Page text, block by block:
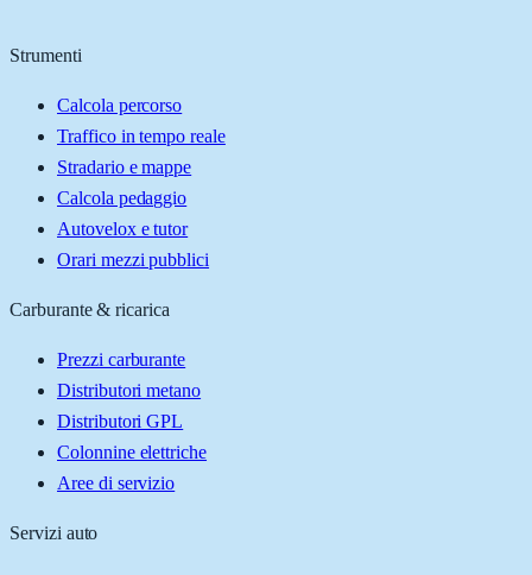
Strumenti
Calcola percorso
Traffico in tempo reale
Stradario e mappe
Calcola pedaggio
Autovelox e tutor
Orari mezzi pubblici
Carburante & ricarica
Prezzi carburante
Distributori metano
Distributori GPL
Colonnine elettriche
Aree di servizio
Servizi auto